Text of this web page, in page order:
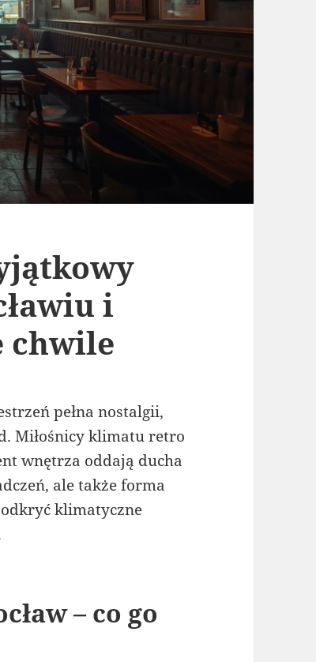
i
chwile
pełna nostalgii,
Miłośnicy klimatu retro
wnętrza oddają ducha
ale także forma
klimatyczne
– co go